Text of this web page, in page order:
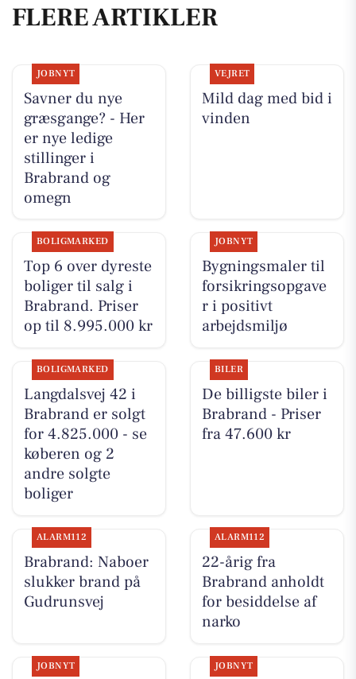
FLERE ARTIKLER
JOBNYT
Savner du nye
græsgange? - Her
er nye ledige
stillinger i
Brabrand og
omegn
VEJRET
Mild dag med bid i
vinden
BOLIGMARKED
Top 6 over dyreste
boliger til salg i
Brabrand. Priser
op til 8.995.000 kr
JOBNYT
Bygningsmaler til
forsikringsopgave
r i positivt
arbejdsmiljø
BOLIGMARKED
Langdalsvej 42 i
Brabrand er solgt
for 4.825.000 - se
køberen og 2
andre solgte
boliger
BILER
De billigste biler i
Brabrand - Priser
fra 47.600 kr
ALARM112
Brabrand: Naboer
slukker brand på
Gudrunsvej
ALARM112
22-årig fra
Brabrand anholdt
for besiddelse af
narko
JOBNYT JOBNYT